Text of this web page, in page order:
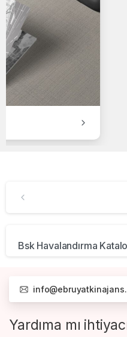
Mitsubishi Electric Katalog
Bsk Havalandırma
Yardıma mı